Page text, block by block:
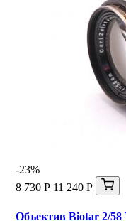
-23%
8 730 Р 11 240 Р
Объектив Biotar 2/58